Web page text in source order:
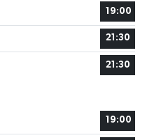
19:00
21:30
21:30
19:00